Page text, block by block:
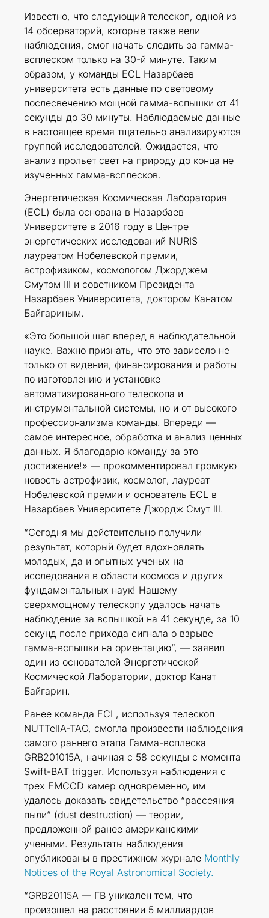
Известно, что следующий телескоп, одной из
14 обсерваторий, которые также вели
наблюдения, смог начать следить за гамма-
всплеском только на 30-й минуте. Таким
образом, у команды ECL Назарбаев
университета есть данные по световому
послесвечению мощной гамма-вспышки от 41
секунды до 30 минуты. Наблюдаемые данные
в настоящее время тщательно анализируются
группой исследователей. Ожидается, что
анализ прольет свет на природу до конца не
изученных гамма-всплесков.
Энергетическая Космическая Лаборатория
(ECL) была основана в Назарбаев
Университете в 2016 году в Центре
энергетических исследований NURIS
лауреатом Нобелевской премии,
астрофизиком, космологом Джорджем
Смутом III и cоветником Президента
Назарбаев Университета, доктором Канатом
Байгариным.
«Это большой шаг вперед в наблюдательной
науке. Важно признать, что это зависело не
только от видения, финансирования и работы
по изготовлению и установке
автоматизированного телескопа и
инструментальной системы, но и от высокого
профессионализма команды. Впереди —
самое интересное, обработка и анализ ценных
данных. Я благодарю команду за это
достижение!» — прокомментировал громкую
новость астрофизик, космолог, лауреат
Нобелевской премии и основатель ECL в
Назарбаев Университете Джордж Смут lll.
“Сегодня мы действительно получили
результат, который будет вдохновлять
молодых, да и опытных ученых на
исследования в области космоса и других
фундаментальных наук! Нашему
сверхмощному телескопу удалось начать
наблюдение за вспышкой на 41 секунде, за 10
секунд после прихода сигнала о взрыве
гамма-вспышки на ориентацию”, — заявил
один из основателей Энергетической
Космической Лаборатории, доктор Канат
Байгарин.
Ранее команда ECL, используя телескоп
NUTTellA-TAO, смогла произвести наблюдения
самого раннего этапа Гамма-всплеска
GRB201015A, начиная с 58 секунды с момента
Swift-BAT trigger. Используя наблюдения с
трех EMCCD камер одновременно, им
удалось доказать свидетельство “рассеяния
пыли” (dust destruction) — теории,
предложенной ранее американскими
учеными. Результаты наблюдения
опубликованы в престижном журнале Monthly
Notices of the Royal Astronomical Society.
“GRB20115A — ГВ уникален тем, что
произошел на расстоянии 5 миллиардов